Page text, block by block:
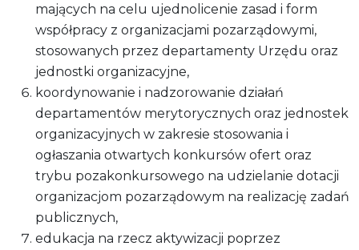
mających na celu ujednolicenie zasad i form
współpracy z organizacjami pozarządowymi,
stosowanych przez departamenty Urzędu oraz
jednostki organizacyjne,
koordynowanie i nadzorowanie działań
departamentów merytorycznych oraz jednostek
organizacyjnych w zakresie stosowania i
ogłaszania otwartych konkursów ofert oraz
trybu pozakonkursowego na udzielanie dotacji
organizacjom pozarządowym na realizację zadań
publicznych,
edukacja na rzecz aktywizacji poprzez